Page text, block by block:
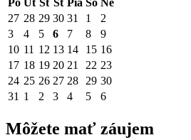
Po Ut St Št Pia So Ne
27 28 29 30 31 1
2
3
4 5 6 7 8
9
10 11 12 13 14 15 16
17 18 19 20 21 22 23
24 25 26 27 28 29 30
31 1 2 3 4 5 6
Môžete mať záujem